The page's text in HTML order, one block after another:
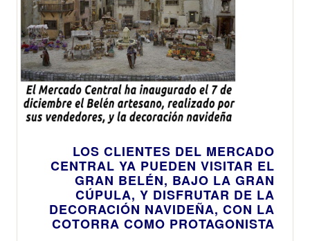
LOS CLIENTES DEL MERCADO
CENTRAL YA PUEDEN VISITAR EL
GRAN BELÉN, BAJO LA GRAN
CÚPULA, Y DISFRUTAR DE LA
DECORACIÓN NAVIDEÑA, CON LA
COTORRA COMO PROTAGONISTA